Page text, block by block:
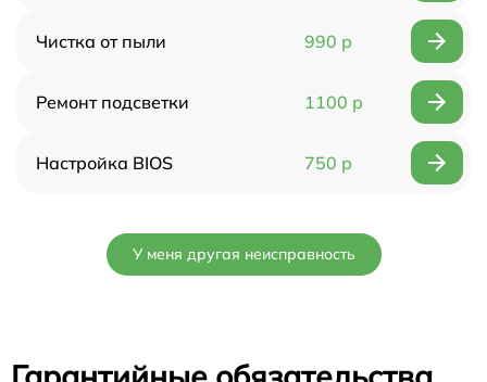
Чистка от пыли 990 р
Ремонт подсветки 1100 р
Настройка BIOS 750 р
У меня другая неисправность